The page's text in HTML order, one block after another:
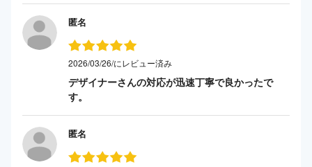
匿名
2026/03/26/にレビュー済み
デザイナーさんの対応が迅速丁寧で良かったで
す。
匿名